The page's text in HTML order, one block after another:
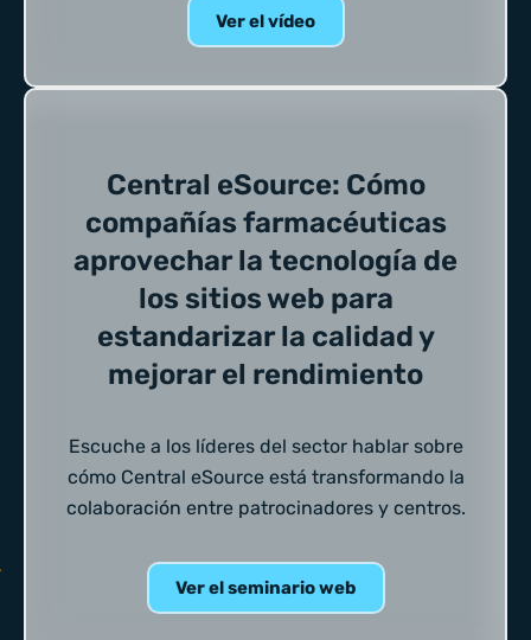
Ver el vídeo
Central eSource: Cómo
compañías farmacéuticas
aprovechar la tecnología de
los sitios web para
estandarizar la calidad y
mejorar el rendimiento
Escuche a los líderes del sector hablar sobre
cómo Central eSource está transformando la
colaboración entre patrocinadores y centros.
Ver el seminario web